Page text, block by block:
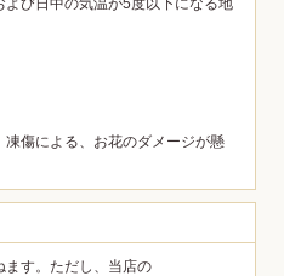
傷による、お花のダメージが懸
ます。ただし、当店の